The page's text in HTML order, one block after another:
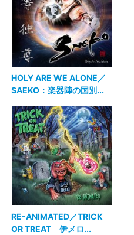
HOLY ARE WE ALONE／
SAEKO：楽器陣の国別...
RE-ANIMATED／TRICK
OR TREAT 伊メロ...